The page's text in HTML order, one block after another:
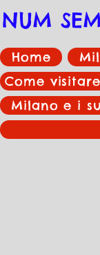
NUM
Home
Come
Milano e i